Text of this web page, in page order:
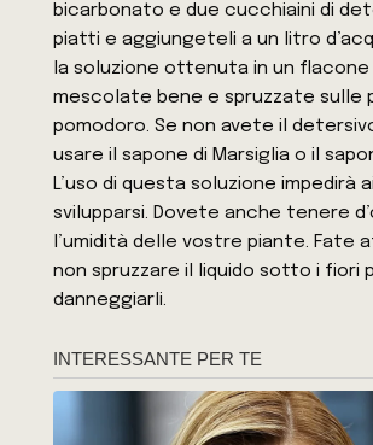
bicarbonato e due cucchiaini di
piatti e aggiungeteli a un litro
la soluzione ottenuta in un flacone
mescolate bene e spruzzate sulle
pomodoro. Se non avete il
usare il sapone di Marsiglia o il
L’uso di questa soluzione impedirà
svilupparsi. Dovete anche tenere
l’umidità delle vostre piante. Fate
non spruzzare il liquido sotto i fiori
danneggiarli.